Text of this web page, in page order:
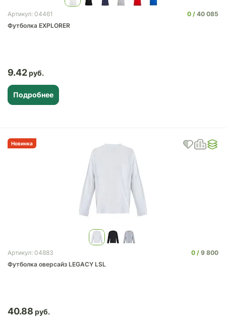
Артикул: 04461 0
40 085
Футболка EXPLORER
9.42
Подробнее
Новинка
Артикул: 04883 0
9 800
Футболка оверсайз LEGACY LSL
40.88